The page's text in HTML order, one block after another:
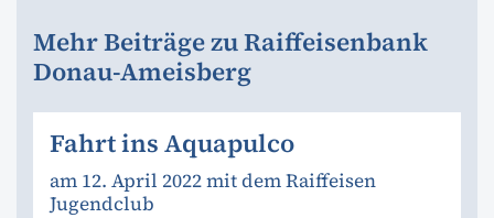
Mehr Beiträge zu Raiffeisenbank
Donau-Ameisberg
Fahrt ins Aquapulco
am 12. April 2022 mit dem Raiffeisen
Jugendclub